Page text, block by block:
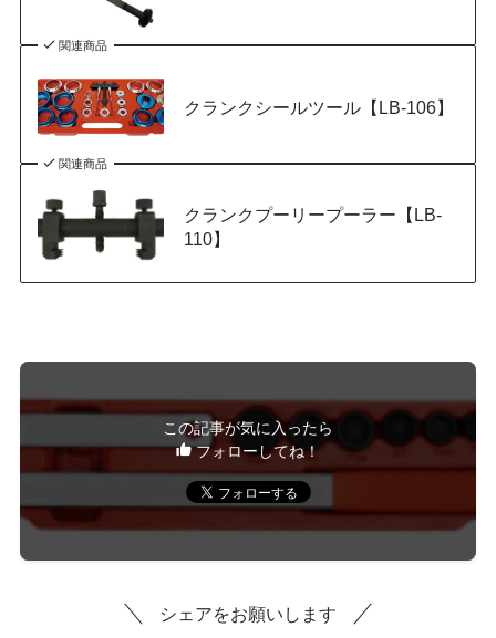
関連商品
クランクシールツール【LB-106】
関連商品
クランクプーリープーラー【LB-
110】
この記事が気に入ったら
フォローしてね！
シェアをお願いします